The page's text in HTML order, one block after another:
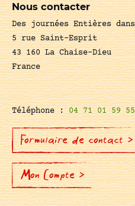
Nous contacter
Des journées Entières
5 rue Saint-Esprit
43 160 La Chaise-Dieu
France
Téléphone :04 71 01 59 55
Formulaire de contact >
Mon Compte >